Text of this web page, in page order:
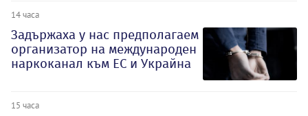
14 часа
Задържаха у нас предполагаем
организатор на международен
наркоканал към ЕС и Украйна
15 часа